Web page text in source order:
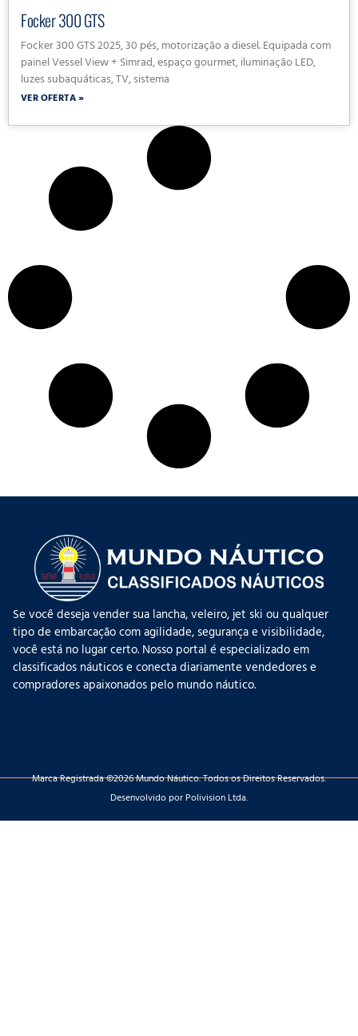
Focker 300 GTS
Focker 300 GTS 2025, 30 pés, motorização a diesel. Equipada com
painel Vessel View + Simrad, espaço gourmet, iluminação LED,
luzes subaquáticas, TV, sistema
VER OFERTA »
Se você deseja vender sua lancha, veleiro, jet ski ou qualquer
tipo de embarcação com agilidade, segurança e visibilidade,
você está no lugar certo. Nosso portal é especializado em
classificados náuticos e conecta diariamente vendedores e
compradores apaixonados pelo mundo náutico.
Marca Registrada ©2026 Mundo Náutico. Todos os Direitos Reservados.
Desenvolvido por Polivision Ltda.